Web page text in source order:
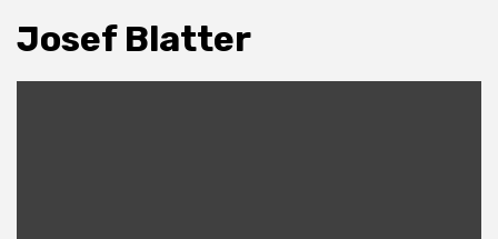
Josef Blatter